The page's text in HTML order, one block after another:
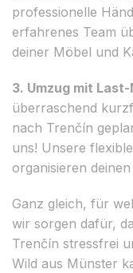
professionelle
erfahrenes Team
deiner Möbel und
3. Umzug mit
überraschend
nach Trenčín
uns! Unsere
organisieren
Ganz gleich, für
wir sorgen dafür,
Trenčín stressfrei
Wild aus Münster